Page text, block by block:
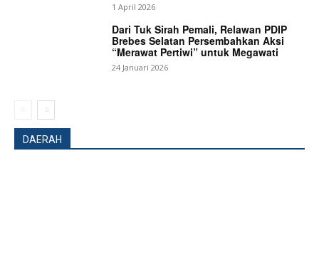
1 April 2026
Dari Tuk Sirah Pemali, Relawan PDIP
Brebes Selatan Persembahkan Aksi
“Merawat Pertiwi” untuk Megawati
24 Januari 2026
DAERAH